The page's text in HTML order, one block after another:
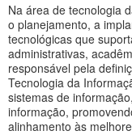
Na área de tecnologia
o planejamento, a
tecnológicas que
administrativas,
responsável pela
Tecnologia da
sistemas de
informação,
alinhamento às